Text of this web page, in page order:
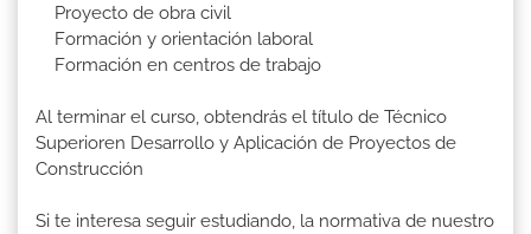
Proyecto de obra civil
Formación y orientación laboral
Formación en centros de trabajo
Al terminar el curso, obtendrás el título de Técnico
Superioren Desarrollo y Aplicación de Proyectos de
Construcción
Si te interesa seguir estudiando, la normativa de nuestro